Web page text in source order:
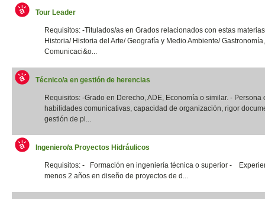
Tour Leader
Requisitos: -Titulados/as en Grados relacionados con estas
Historia/ Historia del Arte/ Geografía y Medio Ambiente/ Gastronomía,
Comunicaci&o...
Técnico/a en gestión de herencias
Requisitos: -Grado en Derecho, ADE, Economía o similar. - Persona
habilidades comunicativas, capacidad de organización, rigor
gestión de pl...
Ingeniero/a Proyectos Hidráulicos
Requisitos: - Formación en ingeniería técnica o superior -
menos 2 años en diseño de proyectos de d...